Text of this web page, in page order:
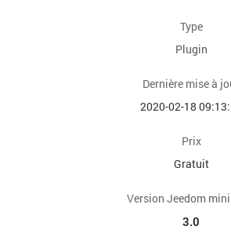
Type
Plugin
Dernière mise à
2020-02-18
Prix
Gratuit
Version Jeedom
3.0